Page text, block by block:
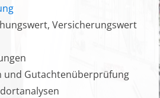
Versicherungswert
und Gutachtenüberprüfung